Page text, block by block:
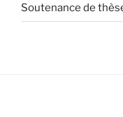
Soutenance de